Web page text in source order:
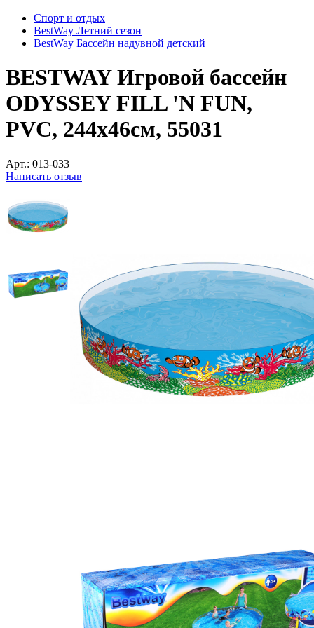
Спорт и отдых
BestWay Летний сезон
BestWay Бассейн надувной детский
BESTWAY Игровой бассейн
ODYSSEY FILL 'N FUN,
PVC, 244х46см, 55031
Арт.: 013-033
Написать отзыв